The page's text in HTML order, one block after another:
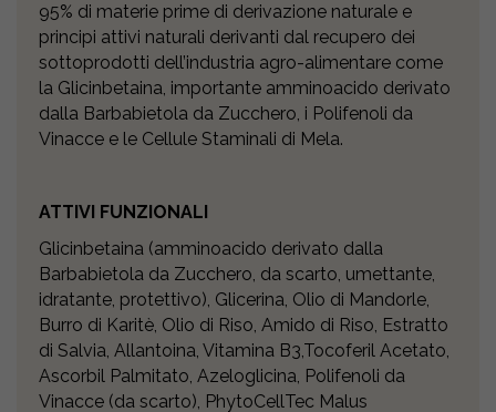
95% di materie prime di derivazione naturale e
principi attivi naturali derivanti dal recupero dei
sottoprodotti dell’industria agro-alimentare come
la Glicinbetaina, importante amminoacido derivato
dalla Barbabietola da Zucchero, i Polifenoli da
Vinacce e le Cellule Staminali di Mela.
ATTIVI FUNZIONALI
Glicinbetaina (amminoacido derivato dalla
Barbabietola da Zucchero, da scarto, umettante,
idratante, protettivo), Glicerina, Olio di Mandorle,
Burro di Karitè, Olio di Riso, Amido di Riso, Estratto
di Salvia, Allantoina, Vitamina B3,Tocoferil Acetato,
Ascorbil Palmitato, Azeloglicina, Polifenoli da
Vinacce (da scarto), PhytoCellTec Malus